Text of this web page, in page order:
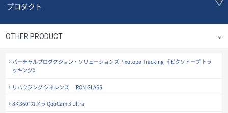
プロダクト
OTHER PRODUCT
バーチャルプロダクション・ソリューションズ Pixotope Tracking 《ピクソトープ トラ
ッキング》
リハウジング シネレンズ IRON GLASS
8K 360°カメラ QooCam 3 Ultra